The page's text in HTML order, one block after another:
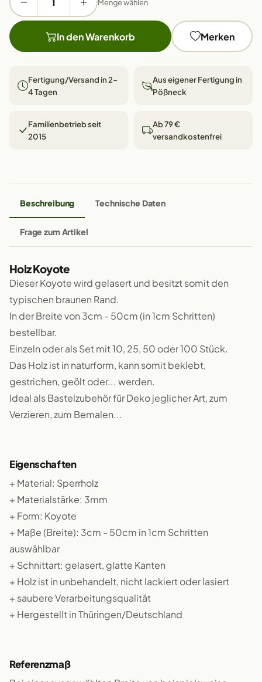
Menge wählen
In den Warenkorb Merken
Fertigung/Versand in 2–
4 Tagen
Aus eigener Fertigung in
Pößneck
Familienbetrieb seit
2015
Ab 79 €
versandkostenfrei
Beschreibung Technische Daten
Frage zum Artikel
Holz Koyote
Dieser Koyote wird gelasert und besitzt somit den
typischen braunen Rand.
In der Breite von 3cm - 50cm (in 1cm Schritten)
bestellbar.
Einzeln oder als Set mit 10, 25, 50 oder 100 Stück.
Das Holz ist in naturform, kann somit beklebt,
gestrichen, geölt oder... werden.
Ideal als Bastelzubehör für Deko jeglicher Art, zum
Verzieren, zum Bemalen...
Eigenschaften
+ Material: Sperrholz
+ Materialstärke: 3mm
+ Form: Koyote
+ Maße (Breite): 3cm - 50cm in 1cm Schritten
auswählbar
+ Schnittart: gelasert, glatte Kanten
+ Holz ist in unbehandelt, nicht lackiert oder lasiert
+ saubere Verarbeitungsqualität
+ Hergestellt in Thüringen/Deutschland
Referenzmaß